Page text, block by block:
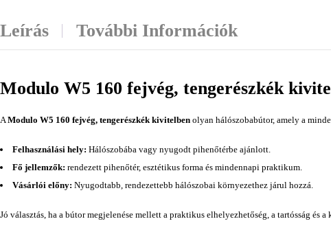
Leírás További Információk
Modulo W5 160 fejvég, tengerészkék
AModulo W5 160 fejvég, tengerészkék kivitelben olyan hálószobabútor, amely a
Felhasználási hely: Hálószobába vagy nyugodt pihenőtérbe ajánlott.
Fő jellemzők: rendezett pihenőtér, esztétikus forma és mindennapi praktikum.
Vásárlói előny: Nyugodtabb, rendezettebb hálószobai környezethez járul hozzá.
Jó választás, ha a bútor megjelenése mellett a praktikus elhelyezhetőség, a tartósság és